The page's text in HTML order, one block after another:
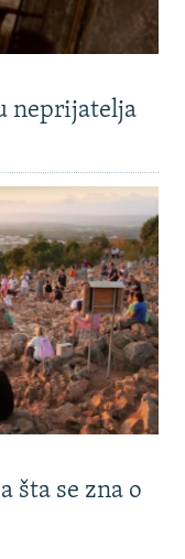
neprijatelja
šta se zna o